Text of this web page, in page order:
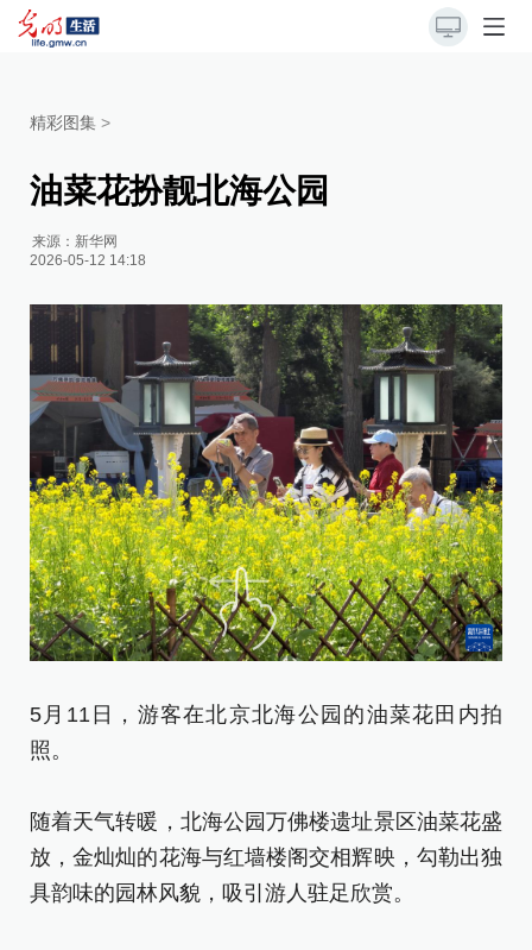
精彩图集 >
油菜花扮靓北海公园
来源： 新华网
2026-05-12 14:18
5月11日，游客在北京北海公园的油菜花田内拍
照。
随着天气转暖，北海公园万佛楼遗址景区油菜花盛
放，金灿灿的花海与红墙楼阁交相辉映，勾勒出独
具韵味的园林风貌，吸引游人驻足欣赏。